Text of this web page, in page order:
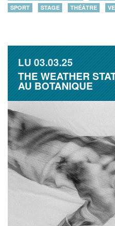
SPORT
STAGE THÉÂTRE
LU03.03.25
THE WEATHER
AU BOTANIQUE